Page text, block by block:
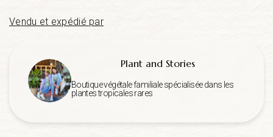
Vendu et expédié par
Plant and Stories
Boutique végétale familiale spécialisée dans les
plantes tropicales rares